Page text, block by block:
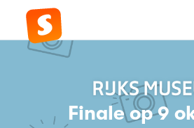
Finale op 9